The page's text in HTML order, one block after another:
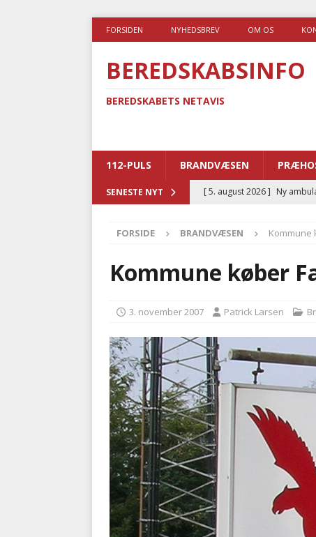
FORSIDEN NYHEDSBREV OM OS
BEREDSKABSINFO
BEREDSKABETS NETAVIS
112-PULS BRANDVÆSEN
SENESTE NYT [ 5. august 2026 ] Ny
BRANDVÆSEN
[ 4. august 2026 ]
Ny
[ 3. august 2026 ]
[ 5. august 2026 ] Advarer:
i det offentlige
FORSIDE BRANDVÆSEN Kommune
Kommune køber
3. november 2007 Patrick Larsen